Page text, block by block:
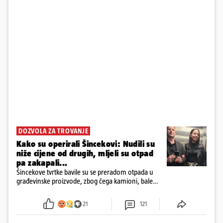
DOZVOLA ZA TROVANJE
Kako su operirali Šincekovi: Nudili su
niže cijene od drugih, mljeli su otpad
pa zakapali...
Šincekove tvrtke bavile su se preradom otpada u
građevinske proizvode, zbog čega kamioni, bale
21 121